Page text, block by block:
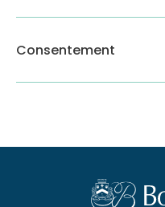
Consentement